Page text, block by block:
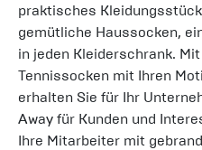
praktisches
gemütliche Haussocken,
in jeden Kleiderschrank.
Tennissocken mit Ihren
erhalten Sie für Ihr
Away für Kunden und
Ihre Mitarbeiter mit